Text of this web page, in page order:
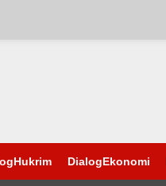
DialogEkonomi